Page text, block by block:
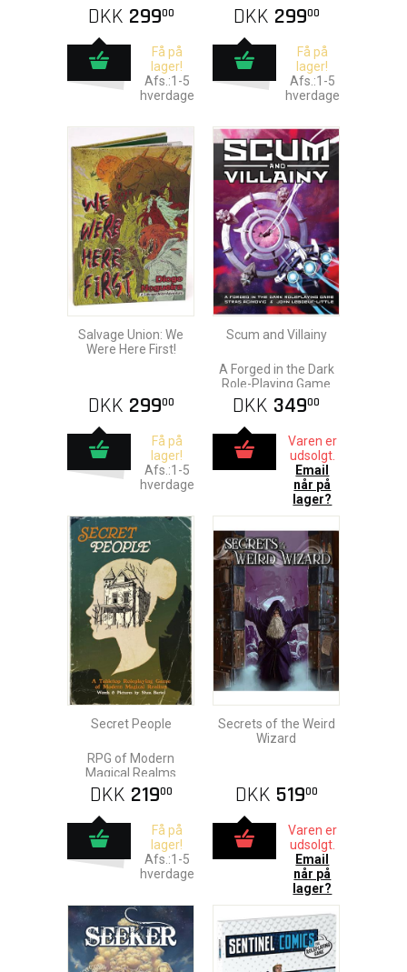
DKK 29900
Få på
lager!
Afs.:1-5
hverdage
DKK 29900
Få på
lager!
Afs.:1-5
hverdage
Salvage Union: We
Were Here First!
DKK 29900
Få på
lager!
Afs.:1-5
hverdage
Scum and Villainy
A Forged in the Dark
Role-Playing Game
DKK 34900
Varen er
udsolgt.
Email
når på
lager?
Secret People
RPG of Modern
Magical Realms
DKK 21900
Få på
lager!
Afs.:1-5
hverdage
Secrets of the Weird
Wizard
DKK 51900
Varen er
udsolgt.
Email
når på
lager?